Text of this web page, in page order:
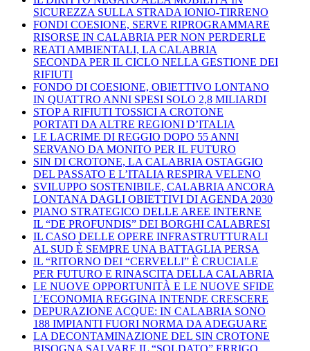
SICUREZZA SULLA STRADA IONIO-TIRRENO
FONDI COESIONE, SERVE RIPROGRAMMARE
RISORSE IN CALABRIA PER NON PERDERLE
REATI AMBIENTALI, LA CALABRIA
SECONDA PER IL CICLO NELLA GESTIONE DEI
RIFIUTI
FONDO DI COESIONE, OBIETTIVO LONTANO
IN QUATTRO ANNI SPESI SOLO 2,8 MILIARDI
STOP A RIFIUTI TOSSICI A CROTONE
PORTATI DA ALTRE REGIONI D’ITALIA
LE LACRIME DI REGGIO DOPO 55 ANNI
SERVANO DA MONITO PER IL FUTURO
SIN DI CROTONE, LA CALABRIA OSTAGGIO
DEL PASSATO E L’ITALIA RESPIRA VELENO
SVILUPPO SOSTENIBILE, CALABRIA ANCORA
LONTANA DAGLI OBIETTIVI DI AGENDA 2030
PIANO STRATEGICO DELLE AREE INTERNE
IL “DE PROFUNDIS” DEI BORGHI CALABRESI
IL CASO DELLE OPERE INFRASTRUTTURALI
AL SUD È SEMPRE UNA BATTAGLIA PERSA
IL “RITORNO DEI “CERVELLI” È CRUCIALE
PER FUTURO E RINASCITA DELLA CALABRIA
LE NUOVE OPPORTUNITÀ E LE NUOVE SFIDE
L’ECONOMIA REGGINA INTENDE CRESCERE
DEPURAZIONE ACQUE: IN CALABRIA SONO
188 IMPIANTI FUORI NORMA DA ADEGUARE
LA DECONTAMINAZIONE DEL SIN CROTONE
BISOGNA SALVARE IL “SOLDATO” ERRIGO